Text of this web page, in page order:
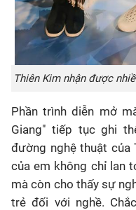
Thiên Kim nhận được
Phần trình diễn mở
Giang" tiếp tục ghi
đường nghệ thuật của
của em không chỉ lan
mà còn cho thấy sự
trẻ đối với nghề.